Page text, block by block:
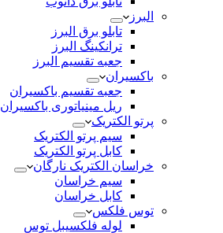
البرز
تابلو برق البرز
ترانکینگ البرز
جعبه تقسیم البرز
باکسیران
جعبه تقسیم باکسیران
ریل مینیاتوری باکسیران
پرتو الکتریک
سیم پرتو الکتریک
کابل پرتو الکتریک
خراسان الکتریک نارگان
سیم خراسان
کابل خراسان
توس فلکس
لوله فلکسیبل توس